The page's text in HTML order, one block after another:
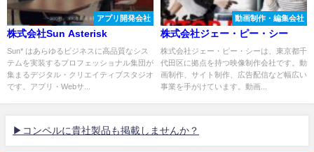
アプリ開発会社
株式会社Sun Asterisk
Sun* はあらゆるビジネスに高品質なシス
テムを実装するプロフェッショナル集団が
集まるデジタル・クリエイティブスタジオ
です。アプリ・Webサ...
動画制作・編集会社
株式会社ジェー・ピー・シー
株式会社ジェー・ピー・シーは、東京都千
代田区に拠点を持つ映像制作会社です。動
画制作、サイト制作、広告配信など幅広い
事業を手がけています。動画...
▶コンペルに貴社製品も掲載しませんか？